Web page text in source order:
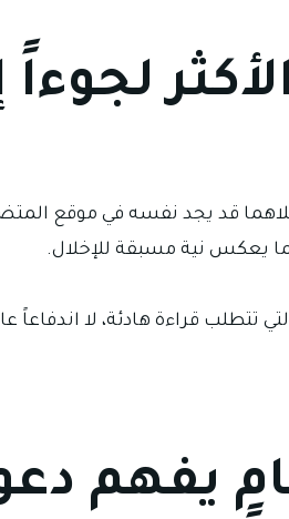
قد يجد نفسه في موقع
يعكس نية مسبقة للإخلال.
قراءة هادئة، لا اندفاعاً
يفهم